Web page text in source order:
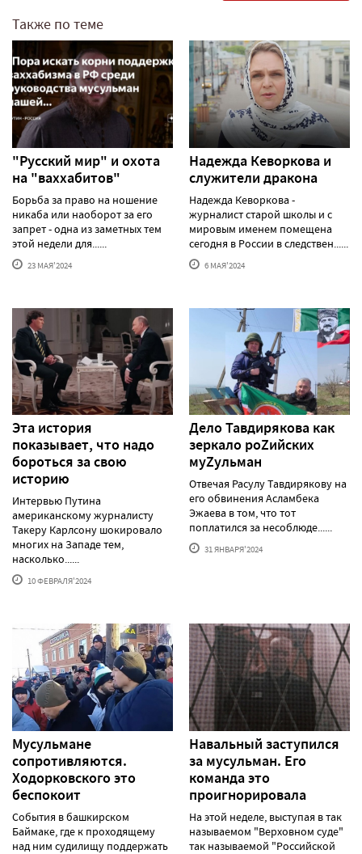
Также по теме
"Русский мир" и охота
на "ваххабитов"
Борьба за право на ношение
никаба или наоборот за его
запрет - одна из заметных тем
этой недели для......
23 МАЯ'2024
Надежда Кеворкова и
служители дракона
Надежда Кеворкова -
журналист старой школы и с
мировым именем помещена
сегодня в России в следствен......
6 МАЯ'2024
Эта история
показывает, что надо
бороться за свою
историю
Интервью Путина
американскому журналисту
Такеру Карлсону шокировало
многих на Западе тем,
насколько......
10 ФЕВРАЛЯ'2024
Дело Тавдирякова как
зеркало роZийских
муZульман
Отвечая Расулу Тавдирякову на
его обвинения Асламбека
Эжаева в том, что тот
поплатился за несоблюде......
31 ЯНВАРЯ'2024
Мусульмане
сопротивляются.
Ходорковского это
беспокоит
События в башкирском
Баймаке, где к проходящему
над ним судилищу поддержать
Навальный заступился
за мусульман. Его
команда это
проигнорировала
На этой неделе, выступая в так
называемом "Верховном суде"
так называемой "Российской